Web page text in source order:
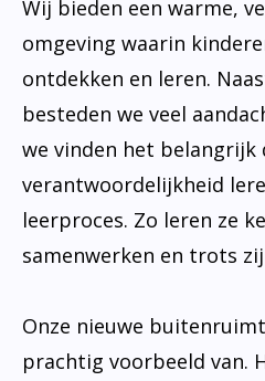
Wij bieden een warme,
omgeving waarin
ontdekken en leren.
besteden we veel
we vinden het belangrijk
verantwoordelijkheid
leerproces. Zo leren ze
samenwerken en trots
Onze nieuwe
prachtig voorbeeld van.